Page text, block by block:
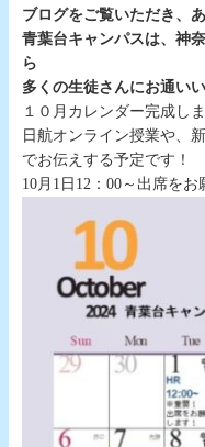
ブログをご覧いただき、
青葉台キャンパスは、神
ら
多くの生徒さんにお通い
１０月カレンダー完成し
日航オンライン授業や、
でお伝えする予定です！
10月1日12：00～出席をお